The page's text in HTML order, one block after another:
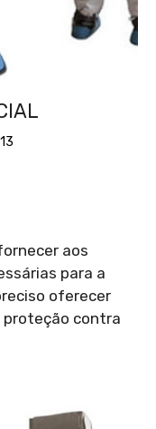
aos
para a
oferecer
proteção contra